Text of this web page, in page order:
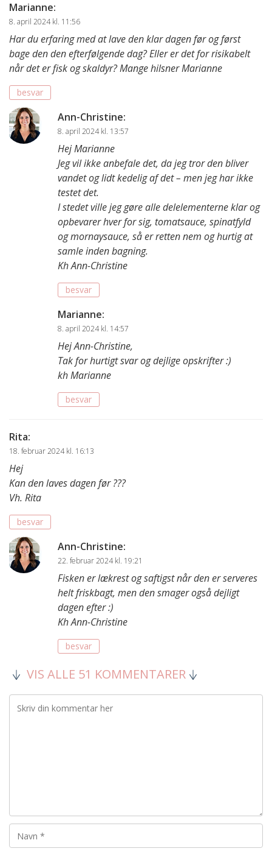
Marianne:
8. april 2024 kl. 11:56
Har du erfaring med at lave den klar dagen før og først
bage den den efterfølgende dag? Eller er det for risikabelt
når det er fisk og skaldyr? Mange hilsner Marianne
besvar
Ann-Christine:
8. april 2024 kl. 13:57
Hej Marianne
Jeg vil ikke anbefale det, da jeg tror den bliver
vandet og lidt kedelig af det – men jeg har ikke
testet det.
I stedet ville jeg gøre alle delelementerne klar og
opbevarer hver for sig, tomatsauce, spinatfyld
og mornaysauce, så er retten nem og hurtig at
samle inden bagning.
Kh Ann-Christine
besvar
Marianne:
8. april 2024 kl. 14:57
Hej Ann-Christine,
Tak for hurtigt svar og dejlige opskrifter :)
kh Marianne
besvar
Rita:
18. februar 2024 kl. 16:13
Hej
Kan den laves dagen før ???
Vh. Rita
besvar
Ann-Christine:
22. februar 2024 kl. 19:21
Fisken er lækrest og saftigst når den er serveres
helt friskbagt, men den smager også dejligt
dagen efter :)
Kh Ann-Christine
besvar
VIS ALLE 51 KOMMENTARER